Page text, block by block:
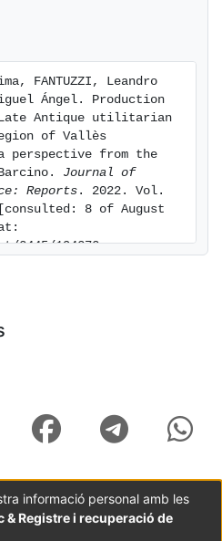
FANTUZZI, Leandro
Miguel Ángel. Production
Antique utilitarian
of Vallès
perspective from the
Journal of
Reports. 2022. Vol.
8 of August
2445/194272
informació personal amb les
& Registre i recuperació de